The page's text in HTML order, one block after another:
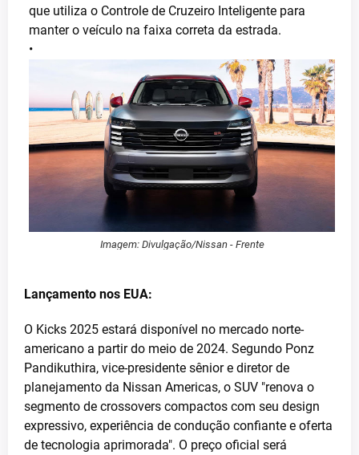
que utiliza o Controle de Cruzeiro Inteligente para
manter o veículo na faixa correta da estrada.
Imagem: Divulgação/Nissan - Frente
Lançamento nos EUA:
O Kicks 2025 estará disponível no mercado norte-
americano a partir do meio de 2024. Segundo Ponz
Pandikuthira, vice-presidente sênior e diretor de
planejamento da Nissan Americas, o SUV "renova o
segmento de crossovers compactos com seu design
expressivo, experiência de condução confiante e oferta
de tecnologia aprimorada". O preço oficial será